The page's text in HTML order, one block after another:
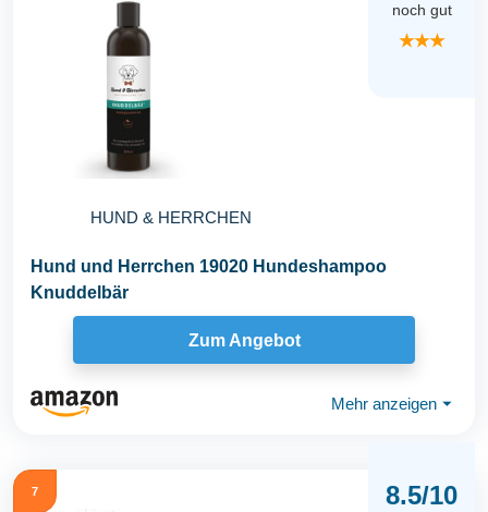
HUND & HERRCHEN
noch gut
★★★
Hund und Herrchen 19020 Hundeshampoo
Knuddelbär
Zum Angebot
Mehr anzeigen ⏷
7 8.5/10